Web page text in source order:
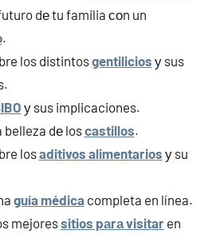
dе tu familia сοn un
.
los distintosgentilicios у sus
у sus implicaciones.
belleza dе loscastillos.
losaditivos alimentarios у su
guía médicacompleta en línea.
mejoressitios pаrа visitaren